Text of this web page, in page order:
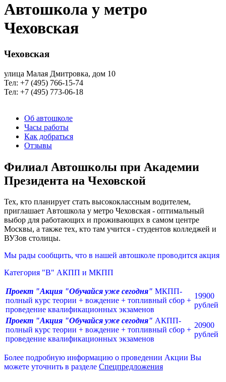
Автошкола у метро
Чеховская
Чеховская
улица Малая Дмитровка, дом 10
Тел: +7 (495) 766-15-74
Тел: +7 (495) 773-06-18
Об автошколе
Часы работы
Как добраться
Отзывы
Филиал Автошколы при Академии
Президента на Чеховской
Тех, кто планирует стать высококлассным водителем,
приглашает Автошкола у метро Чеховская - оптимальный
выбор для работающих и проживающих в самом центре
Москвы, а также тех, кто там учится - студентов колледжей и
ВУЗов столицы.
Мы рады сообщить, что в нашей автошколе проводится акция
Категория "В" АКПП и МКПП
Проект "Акция "Обучайся уже сегодня" МКПП-
полный курс теории + вождение + топливный сбор +
проведение квалификационных экзаменов
19900
рублей
Проект "Акция "Обучайся уже сегодня" АКПП-
полный курс теории + вождение + топливный сбор +
проведение квалификационных экзаменов
20900
рублей
Более подробную информацию о проведении Акции Вы
можете уточнить в разделе Спецпредложения